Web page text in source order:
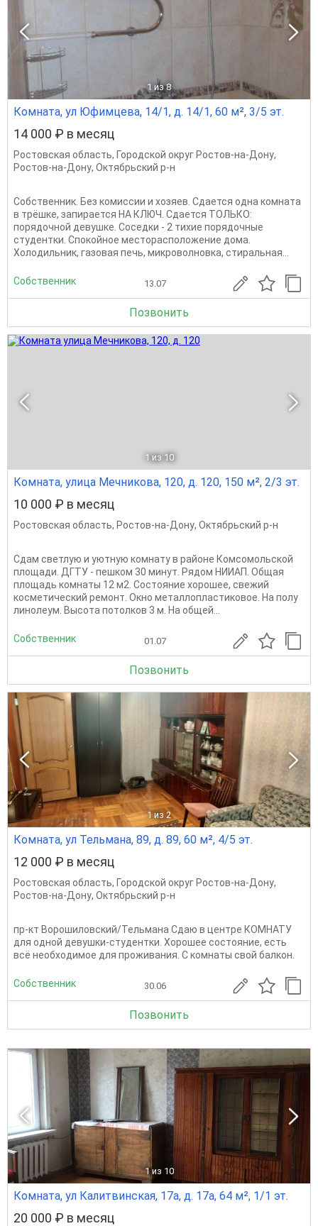
1 из 8
Комната, ул Юфимцева, 14/1, д. 14/1, 60 м², 3/5 эт.
14 000 ₽ в месяц
Ростовская область, Городской округ Ростов-на-Дону,
Ростов-на-Дону, Октябрьский р-н
Собственник. Без комиссии и хозяев. Сдается одна комната
в трёшке, запирается НА КЛЮЧ. Сдается ТОЛЬКО:
порядочной девушке. Соседки - 2 тихие порядочные
студентки. Спокойное месторасположение дома.
Холодильник, газовая печь, микроволновка, стиральная...
Собственник 13.07
Позвонить
1 из 10
Комната, улица Мечникова, 120, д. 120, 150 м², 2/3 эт.
10 000 ₽ в месяц
Ростовская область, Ростов-на-Дону, Октябрьский р-н
Сдам светлую и уютную комнату в районе Комсомольской
площади. ДГТУ - пешком 30 минут. Рядом НИИАП. Общая
площадь комнаты 12 м2. Состояние хорошее, свежий
косметический ремонт. Окно металлопластиковое. На полу
линолеум. Высота потолков 3 м. На общей...
Собственник 01.07
Позвонить
1 из 2
Комната, ул Тельмана, 89, д. 89, 60 м², 4/5 эт.
12 000 ₽ в месяц
Ростовская область, Городской округ Ростов-на-Дону,
Ростов-на-Дону, Октябрьский р-н
пр-кт Ворошиловский/Тельмана Сдаю в центре КОМНАТУ
для одной девушки-студентки. Хорошее состояние, есть
всё необходимое для проживания. С комнаты свой балкон.
Собственник 30.06
Позвонить
1 из 10
Комната, ул Калитвинская, 17а, д. 17а, 64 м², 1/1 эт.
20 000 ₽ в месяц